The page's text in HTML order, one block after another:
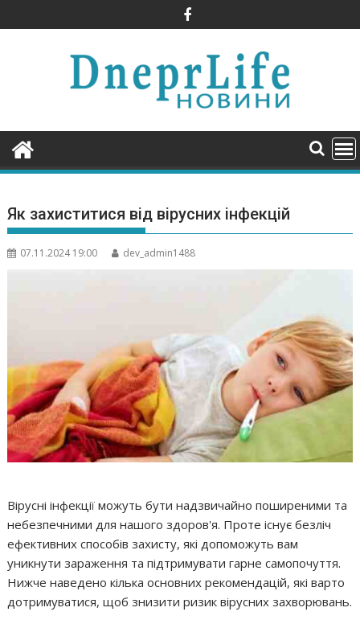
to
Як захиститися від вірусних інфекцій
07.11.2024 19:00 dev_admin1488
Вірусні інфекції можуть бути надзвичайно поширеними та
небезпечними для нашого здоров'я. Проте існує безліч
ефективних способів захисту, які допоможуть вам
уникнути зараження та підтримувати гарне самопочуття.
Нижче наведено кілька основних рекомендацій, які варто
дотримуватися, щоб знизити ризик вірусних захворювань.